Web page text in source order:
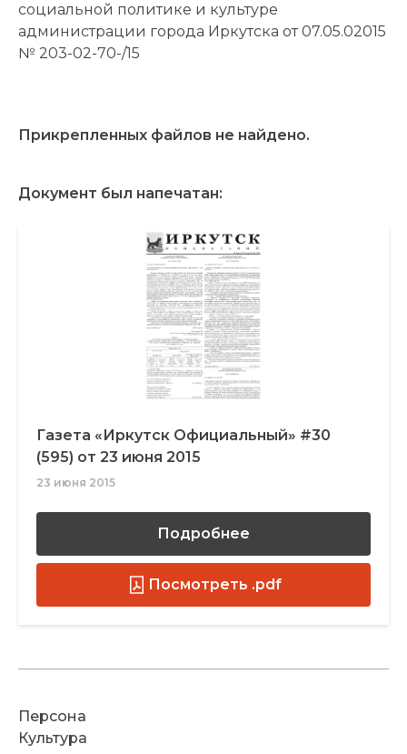
социальной политике и культуре
администрации города Иркутска от 07.05.02015
№ 203-02-70-/15
Прикрепленных файлов не найдено.
Документ был напечатан:
Газета «Иркутск Официальный» #30
(595) от 23 июня 2015
23 июня 2015
Подробнее
Посмотреть .pdf
Персона
Культура